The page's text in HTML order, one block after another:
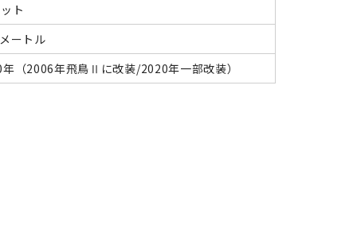
ト
ートル
（2006年飛鳥Ⅱに改装/2020年一部改装）